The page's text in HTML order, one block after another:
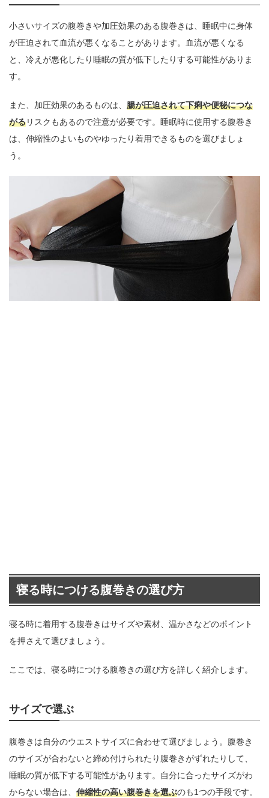
小さいサイズの腹巻きや加圧効果のある腹巻きは、睡眠中に身体
が圧迫されて血流が悪くなることがあります。血流が悪くなる
と、冷えが悪化したり睡眠の質が低下したりする可能性がありま
す。
また、加圧効果のあるものは、 腸が圧迫されて下痢や便秘につな
がるリスクもあるので注意が必要です。睡眠時に使用する腹巻き
は、伸縮性のよいものやゆったり着用できるものを選びましょ
う。
寝る時につける腹巻きの選び方
寝る時に着用する腹巻きはサイズや素材、温かさなどのポイント
を押さえて選びましょう。
ここでは、寝る時につける腹巻きの選び方を詳しく紹介します。
サイズで選ぶ
腹巻きは自分のウエストサイズに合わせて選びましょう。腹巻き
のサイズが合わないと締め付けられたり腹巻きがずれたりして、
睡眠の質が低下する可能性があります。自分に合ったサイズがわ
からない場合は、 伸縮性の高い腹巻きを選ぶのも1つの手段です。